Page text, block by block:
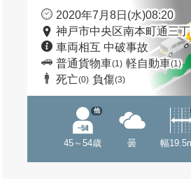
2020年7月8日(水)08:20
神戸市中央区南本町通三
車両相互 中破事故
普通貨物車(1) 軽自動車(1)
死亡(0) 負傷(3)
45～54歳
他
曇 幅